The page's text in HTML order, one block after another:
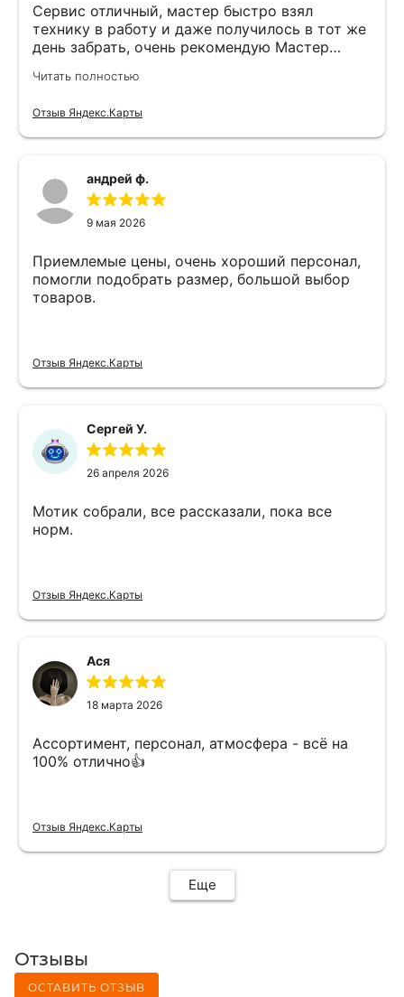
Сервис отличный, мастер быстро взял
технику в работу и даже получилось в тот же
день забрать, очень рекомендую Мастер
Читать полностью
Отзыв Яндекс.Карты
андрей ф.
9 мая 2026
Приемлемые цены, очень хороший персонал,
помогли подобрать размер, большой выбор
товаров.
Отзыв Яндекс.Карты
Сергей У.
26 апреля 2026
Мотик собрали, все рассказали, пока все
норм.
Отзыв Яндекс.Карты
Ася
18 марта 2026
Ассортимент, персонал, атмосфера - всё на
100% отлично👍
Отзыв Яндекс.Карты
Еще
Отзывы
ОСТАВИТЬ ОТЗЫВ